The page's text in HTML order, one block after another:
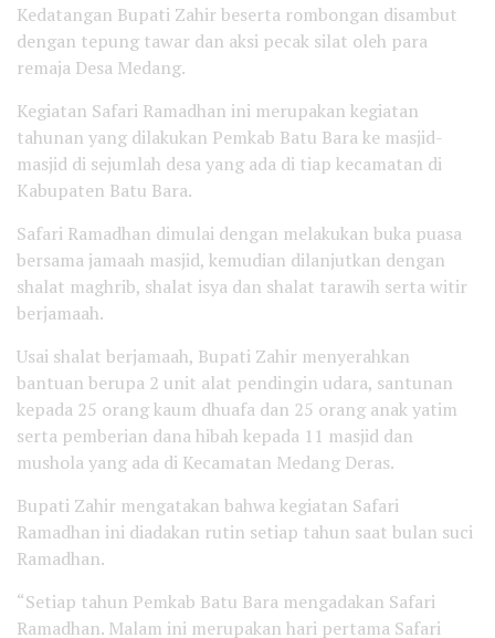
Kedatangan Bupati Zahir beserta rombongan disambut
dengan tepung tawar dan aksi pecak silat oleh para
remaja Desa Medang.
Kegiatan Safari Ramadhan ini merupakan kegiatan
tahunan yang dilakukan Pemkab Batu Bara ke masjid-
masjid di sejumlah desa yang ada di tiap kecamatan di
Kabupaten Batu Bara.
Safari Ramadhan dimulai dengan melakukan buka puasa
bersama jamaah masjid, kemudian dilanjutkan dengan
shalat maghrib, shalat isya dan shalat tarawih serta witir
berjamaah.
Usai shalat berjamaah, Bupati Zahir menyerahkan
bantuan berupa 2 unit alat pendingin udara, santunan
kepada 25 orang kaum dhuafa dan 25 orang anak yatim
serta pemberian dana hibah kepada 11 masjid dan
mushola yang ada di Kecamatan Medang Deras.
Bupati Zahir mengatakan bahwa kegiatan Safari
Ramadhan ini diadakan rutin setiap tahun saat bulan suci
Ramadhan.
“Setiap tahun Pemkab Batu Bara mengadakan Safari
Ramadhan. Malam ini merupakan hari pertama Safari